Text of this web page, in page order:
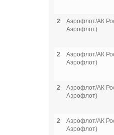
2
Аэрофлот/АК
Аэрофлот)
2
Аэрофлот/АК
Аэрофлот)
2
Аэрофлот/АК
Аэрофлот)
2
Аэрофлот/АК
Аэрофлот)